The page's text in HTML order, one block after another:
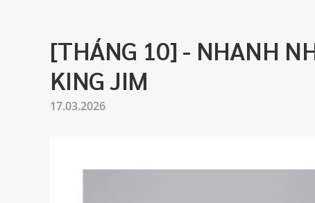
[THÁNG 10] - NHANH
KING JIM
17.03.2026